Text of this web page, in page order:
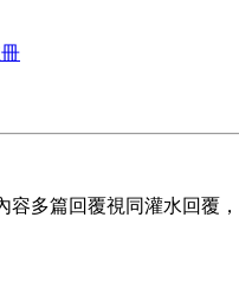
容多篇回覆視同灌水回覆